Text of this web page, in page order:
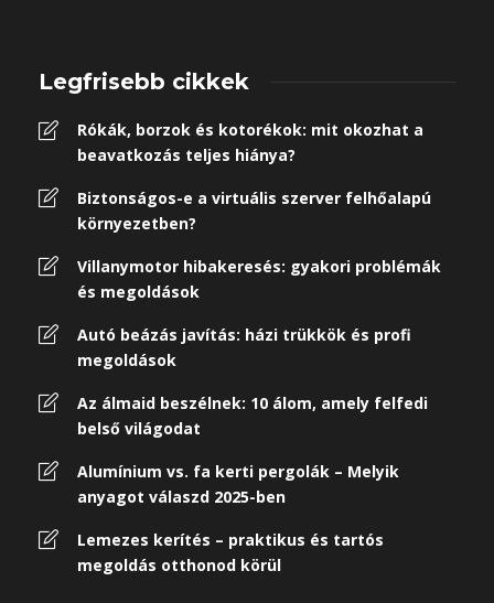
Legfrisebb cikkek
Rókák, borzok és kotorékok: mit okozhat a
beavatkozás teljes hiánya?
Biztonságos-e a virtuális szerver felhőalapú
környezetben?
Villanymotor hibakeresés: gyakori problémák
és megoldások
Autó beázás javítás: házi trükkök és profi
megoldások
Az álmaid beszélnek: 10 álom, amely felfedi
belső világodat
Alumínium vs. fa kerti pergolák – Melyik
anyagot válaszd 2025-ben
Lemezes kerítés – praktikus és tartós
megoldás otthonod körül